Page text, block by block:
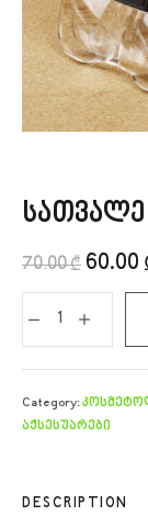
70.00₾ 60.00
Category:
აქსესუარები
DESCRIPTION